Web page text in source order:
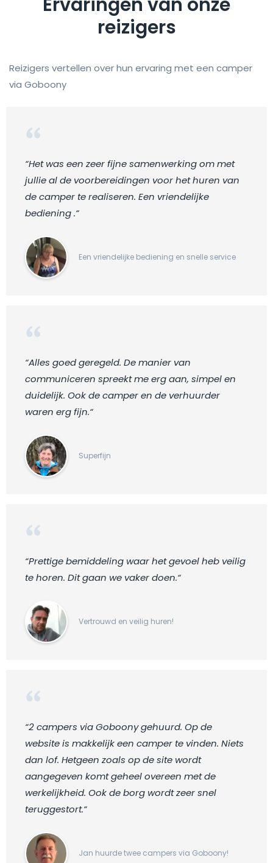
reizigers
Reizigers vertellen over hun ervaring met een camper
via Goboony
“Het was een zeer fijne samenwerking om met
jullie al de voorbereidingen voor het huren van
de camper te realiseren. Een vriendelijke
bediening .“
Een vriendelijke bediening en snelle service
“Alles goed geregeld. De manier van
communiceren spreekt me erg aan, simpel en
duidelijk. Ook de camper en de verhuurder
waren erg fijn.“
Superfijn
“Prettige bemiddeling waar het gevoel heb veilig
te horen. Dit gaan we vaker doen.“
Vertrouwd en veilig huren!
“2 campers via Goboony gehuurd. Op de
website is makkelijk een camper te vinden. Niets
dan lof. Hetgeen zoals op de site wordt
aangegeven komt geheel overeen met de
werkelijkheid. Ook de borg wordt zeer snel
teruggestort.“
Jan huurde twee campers via Goboony!